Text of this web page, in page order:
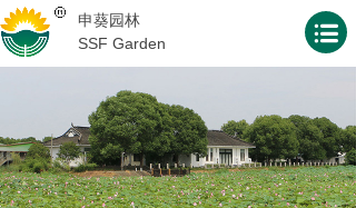
申葵园林
SSF Garden